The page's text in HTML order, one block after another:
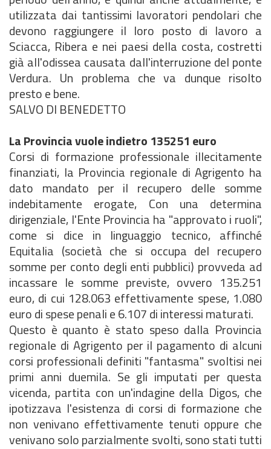
utilizzata dai tantissimi lavoratori pendolari che
devono raggiungere il loro posto di lavoro a
Sciacca, Ribera e nei paesi della costa, costretti
già all'odissea causata dall'interruzione del ponte
Verdura. Un problema che va dunque risolto
presto e bene.
SALVO DI BENEDETTO
La Provincia vuole indietro 135251 euro
Corsi di formazione professionale illecitamente
finanziati, la Provincia regionale di Agrigento ha
dato mandato per il recupero delle somme
indebitamente erogate, Con una determina
dirigenziale, l'Ente Provincia ha "approvato i ruoli",
come si dice in linguaggio tecnico, affinché
Equitalia (società che si occupa del recupero
somme per conto degli enti pubblici) provveda ad
incassare le somme previste, ovvero 135.251
euro, di cui 128.063 effettivamente spese, 1.080
euro di spese penali e 6.107 di interessi maturati.
Questo è quanto è stato speso dalla Provincia
regionale di Agrigento per il pagamento di alcuni
corsi professionali definiti "fantasma" svoltisi nei
primi anni duemila. Se gli imputati per questa
vicenda, partita con un'indagine della Digos, che
ipotizzava l'esistenza di corsi di formazione che
non venivano effettivamente tenuti oppure che
venivano solo parzialmente svolti, sono stati tutti